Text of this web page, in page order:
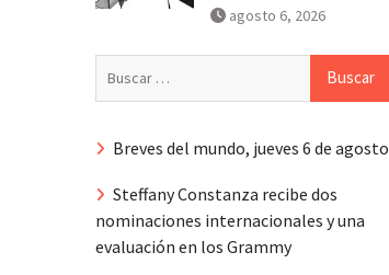
agosto 6, 2026
Breves del mundo, jueves 6 de agosto
Steffany Constanza recibe dos
nominaciones internacionales y una
evaluación en los Grammy